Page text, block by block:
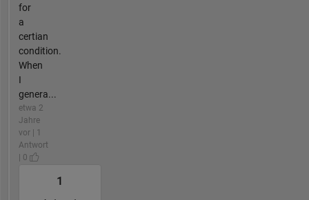
for
a
certian
condition.
When
I
genera...
etwa 2
Jahre
vor | 1
Antwort
| 0
1